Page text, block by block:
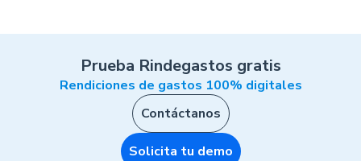
Prueba Rindegastos gratis
Rendiciones de gastos 100% digitales
Contáctanos
Solicita tu demo